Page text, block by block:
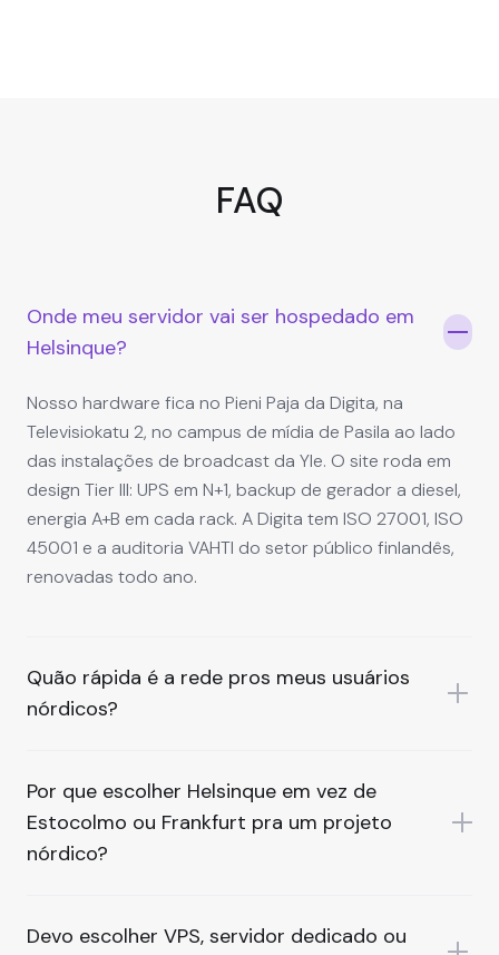
FAQ
Onde meu servidor vai ser hospedado em
Helsinque?
Nosso hardware fica no Pieni Paja da Digita, na
Televisiokatu 2, no campus de mídia de Pasila ao lado
das instalações de broadcast da Yle. O site roda em
design Tier III: UPS em N+1, backup de gerador a diesel,
energia A+B em cada rack. A Digita tem ISO 27001, ISO
45001 e a auditoria VAHTI do setor público finlandês,
renovadas todo ano.
Quão rápida é a rede pros meus usuários
nórdicos?
Por que escolher Helsinque em vez de
Estocolmo ou Frankfurt pra um projeto
nórdico?
Devo escolher VPS, servidor dedicado ou